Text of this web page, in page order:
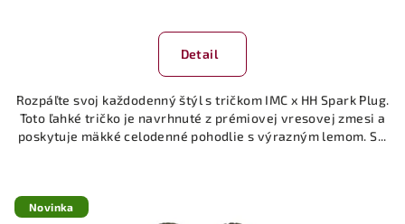
Detail
Rozpáľte svoj každodenný štýl s tričkom IMC x HH Spark Plug.
Toto ľahké tričko je navrhnuté z prémiovej vresovej zmesi a
poskytuje mäkké celodenné pohodlie s výrazným lemom. S...
Novinka